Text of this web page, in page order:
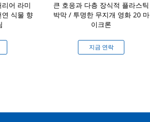
어 라미
식물 향
큰 호응과 다층 장식적 플라스틱
박막 / 투명한 무지개 영화 20 마
이크론
지금 연락